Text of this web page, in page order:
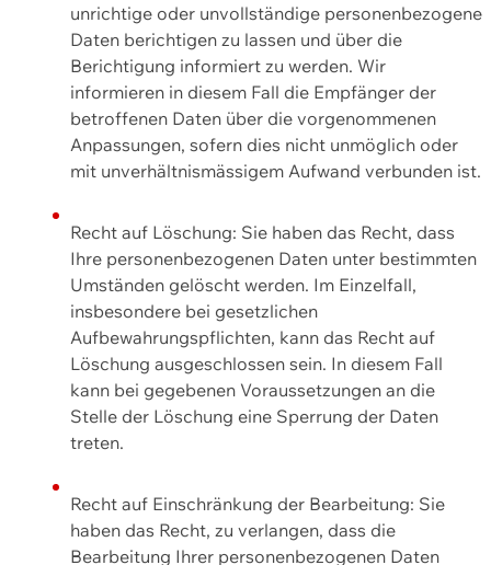
unrichtige oder unvollständige personenbezogene
Daten berichtigen zu lassen und über die
Berichtigung informiert zu werden. Wir
informieren in diesem Fall die Empfänger der
betroffenen Daten über die vorgenommenen
Anpassungen, sofern dies nicht unmöglich oder
mit unverhältnismässigem Aufwand verbunden ist.
Recht auf Löschung: Sie haben das Recht, dass
Ihre personenbezogenen Daten unter bestimmten
Umständen gelöscht werden. Im Einzelfall,
insbesondere bei gesetzlichen
Aufbewahrungspflichten, kann das Recht auf
Löschung ausgeschlossen sein. In diesem Fall
kann bei gegebenen Voraussetzungen an die
Stelle der Löschung eine Sperrung der Daten
treten.
Recht auf Einschränkung der Bearbeitung: Sie
haben das Recht, zu verlangen, dass die
Bearbeitung Ihrer personenbezogenen Daten